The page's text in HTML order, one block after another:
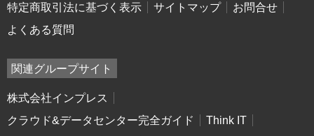
特定商取引法に基づく表示
サイトマップ
お問合せ
よくある質問
関連グループサイト
株式会社インプレス
クラウド&データセンター完全ガイド
Think IT